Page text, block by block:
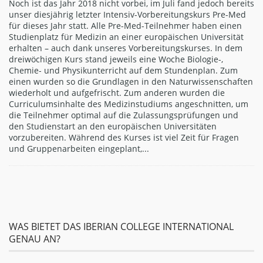
Jahr 2018 nicht vorbei, im Juli fand jedoch bereits
letzter Intensiv-Vorbereitungskurs Pre-Med
statt. Alle Pre-Med-Teilnehmer haben einen
für Medizin an einer europäischen Universität
dank unseres Vorbereitungskurses. In dem
Kurs stand jeweils eine Woche Biologie-,
Physikunterricht auf dem Stundenplan. Zum
so die Grundlagen in den Naturwissenschaften
aufgefrischt. Zum anderen wurden die
des Medizinstudiums angeschnitten, um
optimal auf die Zulassungsprüfungen und
an den europäischen Universitäten
Während des Kurses ist viel Zeit für Fragen
eingeplant,...
Der
Ausland
Studium
Studenten, die
(möchten) und
Englisch
Physik und
bietet der
WAS BIETET DAS IBERIAN COLLEGE INTERNATIONAL
GENAU AN?